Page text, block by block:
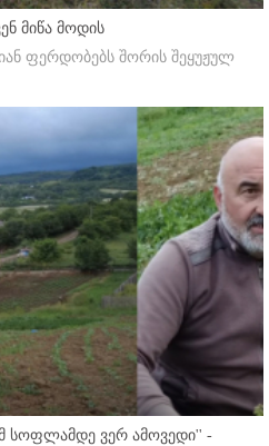
მიწა მოდის
ფერდობებს შორის შეყუჟულ
სოფლამდე ვერ ამოვედი'' -